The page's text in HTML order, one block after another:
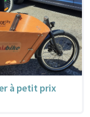
à petit prix